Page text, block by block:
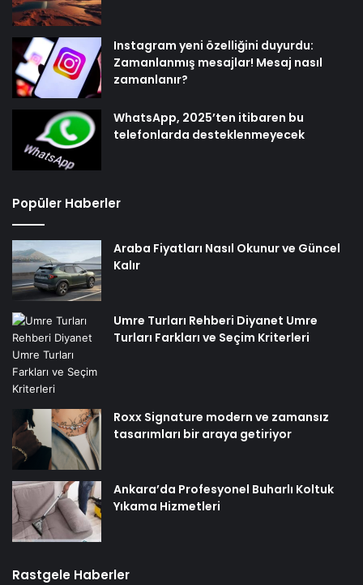
Instagram yeni özelliğini duyurdu:
Zamanlanmış mesajlar! Mesaj nasıl
zamanlanır?
WhatsApp, 2025’ten itibaren bu
telefonlarda desteklenmeyecek
Popüler Haberler
Araba Fiyatları Nasıl Okunur ve Güncel
Kalır
Umre Turları Rehberi Diyanet Umre
Turları Farkları ve Seçim Kriterleri
Roxx Signature modern ve zamansız
tasarımları bir araya getiriyor
Ankara’da Profesyonel Buharlı Koltuk
Yıkama Hizmetleri
Rastgele Haberler